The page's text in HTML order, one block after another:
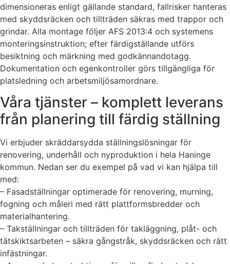
dimensioneras enligt gällande standard, fallrisker hanteras
med skyddsräcken och tillträden säkras med trappor och
grindar. Alla montage följer AFS 2013:4 och systemens
monteringsinstruktion; efter färdigställande utförs
besiktning och märkning med godkännandotagg.
Dokumentation och egenkontroller görs tillgängliga för
platsledning och arbetsmiljösamordnare.
Våra tjänster – komplett leverans
från planering till färdig ställning
Vi erbjuder skräddarsydda ställningslösningar för
renovering, underhåll och nyproduktion i hela Haninge
kommun. Nedan ser du exempel på vad vi kan hjälpa till
med:
– Fasadställningar optimerade för renovering, murning,
fogning och måleri med rätt plattformsbredder och
materialhantering.
– Takställningar och tillträden för takläggning, plåt- och
tätskiktsarbeten – säkra gångstråk, skyddsräcken och rätt
infästningar.